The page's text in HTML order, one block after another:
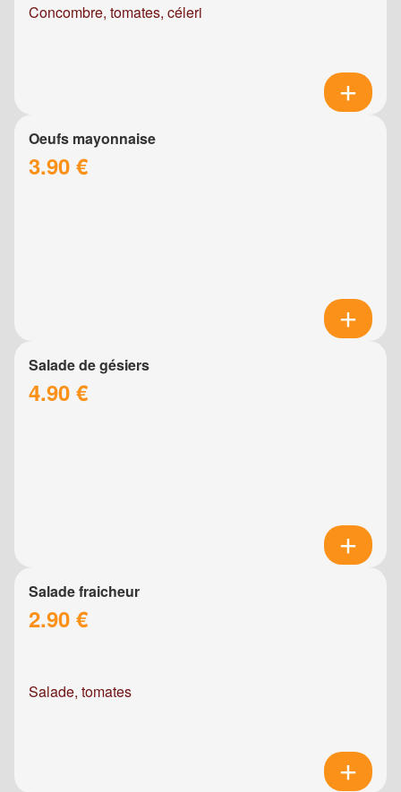
Concombre, tomates, céleri
Oeufs mayonnaise
3.90 €
Salade de gésiers
4.90 €
Salade fraicheur
2.90 €
Salade, tomates